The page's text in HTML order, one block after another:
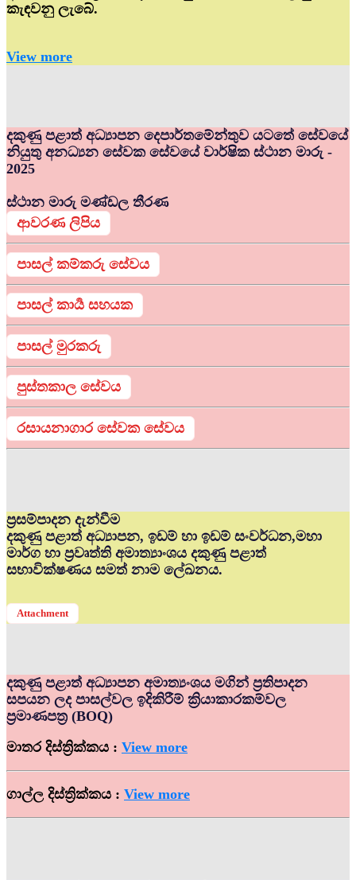
කැඳවනු ලැබේ.
View more
දකුණු පළාත් අධ්‍යාපන දෙපාර්තමේන්තුව යටතේ සේවයේ
නියුතු අනධ්‍යන සේවක සේවයේ වාර්ෂික ස්ථාන මාරු -
2025
ස්ථාන මාරු මණ්ඩල තීරණ
ආවරණ ලිපිය
පාසල් කම්කරු සේවය
පාසල් කාර්‍ය සහයක
පාසල් මුරකරු
පුස්තකාල සේවය
රසායනාගාර සේවක සේවය
ප්‍රසම්පාදන දැන්වීම
දකුණු පළාත් අධ්‍යාපන, ඉඩම් හා ඉඩම් සංවර්ධන,මහා
මාර්ග හා ප්‍රවෘත්ති අමාත්‍යාංශය දකුණු පළාත්
සභාවික්ෂණය සමත් නාම ලේඛනය.
Attachment
දකුණු පළාත් අධ්‍යාපන අමාත්‍යංශය මගින් ප්‍රතිපාදන
සපයන ලද පාසල්වල ඉදිකිරීම් ක්‍රියාකාරකම්වල
ප්‍රමාණපත්‍ර (BOQ)
මාතර දිස්ත්‍රික්කය : View more
ගාල්ල දිස්ත්‍රික්කය : View more